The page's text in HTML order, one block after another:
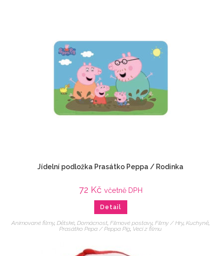
Jídelní podložka Prasátko Peppa / Rodinka
72 Kč včetně DPH
Detail
Animované filmy, Dětské, Domácnost, Filmové postavy, Filmy / Hry, Kuchyně,
Prasátko Pepa / Peppa Pig, Veci z filmu